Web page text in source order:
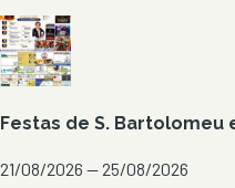
Festas de S. Bartolomeu
21/08/2026 — 25/08/2026